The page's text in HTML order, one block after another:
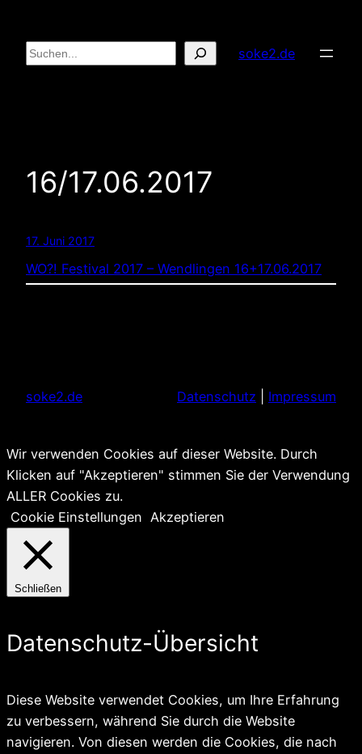
Inhalt
springen
Suchen soke2.de
16/17.06.2017
17. Juni 2017
WO?! Festival 2017 – Wendlingen 16+17.06.2017
soke2.de Datenschutz Impressum
Wir verwenden Cookies auf dieser Website. Durch
Klicken auf "Akzeptieren" stimmen Sie der Verwendung
ALLER Cookies zu.
Cookie Einstellungen Akzeptieren
Schließen
Datenschutz-Übersicht
Diese Website verwendet Cookies, um Ihre Erfahrung
zu verbessern, während Sie durch die Website
navigieren. Von diesen werden die Cookies, die nach